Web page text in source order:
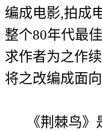
编成电影,拍成
整个80年代最
求作者为之作
将之改编成面
《荆棘鸟》